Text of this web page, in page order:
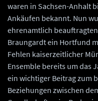
waren in Sachsen-Anhalt
Ankäufen bekannt. Nun
ehrenamtlich
Braungardt ein Hortfund
Fehlen kaiserzeitlicher
Ensemble bereits um das
ein wichtiger Beitrag zum
Beziehungen zwischen